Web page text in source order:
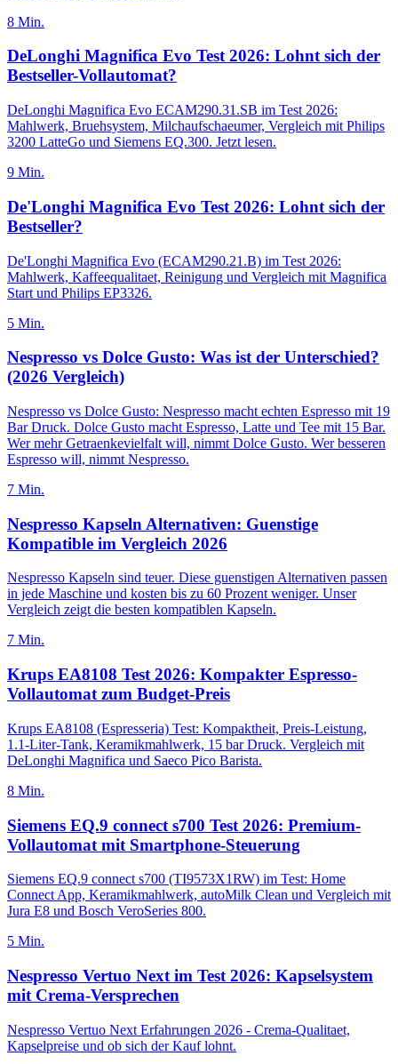
8 Min.
DeLonghi Magnifica Evo Test 2026: Lohnt sich der
Bestseller-Vollautomat?
DeLonghi Magnifica Evo ECAM290.31.SB im Test 2026:
Mahlwerk, Bruehsystem, Milchaufschaeumer, Vergleich mit Philips
3200 LatteGo und Siemens EQ.300. Jetzt lesen.
9 Min.
De'Longhi Magnifica Evo Test 2026: Lohnt sich der
Bestseller?
De'Longhi Magnifica Evo (ECAM290.21.B) im Test 2026:
Mahlwerk, Kaffeequalitaet, Reinigung und Vergleich mit Magnifica
Start und Philips EP3326.
5 Min.
Nespresso vs Dolce Gusto: Was ist der Unterschied?
(2026 Vergleich)
Nespresso vs Dolce Gusto: Nespresso macht echten Espresso mit 19
Bar Druck. Dolce Gusto macht Espresso, Latte und Tee mit 15 Bar.
Wer mehr Getraenkevielfalt will, nimmt Dolce Gusto. Wer besseren
Espresso will, nimmt Nespresso.
7 Min.
Nespresso Kapseln Alternativen: Guenstige
Kompatible im Vergleich 2026
Nespresso Kapseln sind teuer. Diese guenstigen Alternativen passen
in jede Maschine und kosten bis zu 60 Prozent weniger. Unser
Vergleich zeigt die besten kompatiblen Kapseln.
7 Min.
Krups EA8108 Test 2026: Kompakter Espresso-
Vollautomat zum Budget-Preis
Krups EA8108 (Espresseria) Test: Kompaktheit, Preis-Leistung,
1.1-Liter-Tank, Keramikmahlwerk, 15 bar Druck. Vergleich mit
DeLonghi Magnifica und Saeco Pico Barista.
8 Min.
Siemens EQ.9 connect s700 Test 2026: Premium-
Vollautomat mit Smartphone-Steuerung
Siemens EQ.9 connect s700 (TI9573X1RW) im Test: Home
Connect App, Keramikmahlwerk, autoMilk Clean und Vergleich mit
Jura E8 und Bosch VeroSeries 800.
5 Min.
Nespresso Vertuo Next im Test 2026: Kapselsystem
mit Crema-Versprechen
Nespresso Vertuo Next Erfahrungen 2026 - Crema-Qualitaet,
Kapselpreise und ob sich der Kauf lohnt.